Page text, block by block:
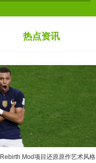
热点资讯
Mod项目还原原作艺术风格